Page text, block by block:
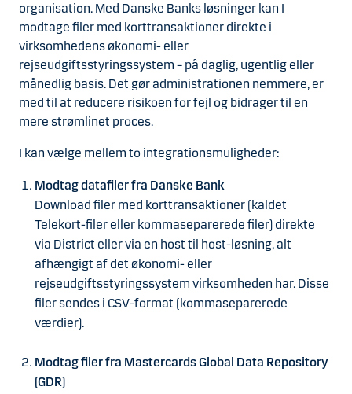
organisation. Med Danske Banks løsninger kan I
modtage filer med korttransaktioner direkte i
virksomhedens økonomi- eller
rejseudgiftsstyringssystem – på daglig, ugentlig eller
månedlig basis. Det gør administrationen nemmere, er
med til at reducere risikoen for fejl og bidrager til en
mere strømlinet proces.
I kan vælge mellem to integrationsmuligheder:
Modtag datafiler fra Danske Bank
Download filer med korttransaktioner (kaldet
Telekort-filer eller kommaseparerede filer) direkte
via District eller via en host til host-løsning, alt
afhængigt af det økonomi- eller
rejseudgiftsstyringssystem virksomheden har. Disse
filer sendes i CSV-format (kommaseparerede
værdier).
Modtag filer fra Mastercards Global Data Repository
(GDR)